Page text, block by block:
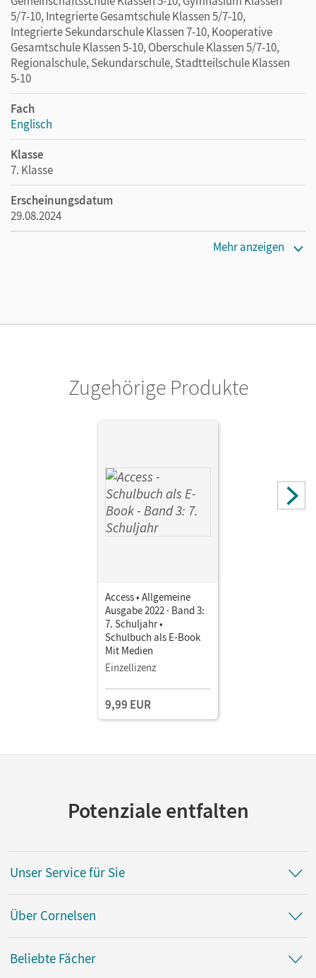
5/7-10, Integrierte Gesamtschule Klassen 5/7-10,
Integrierte Sekundarschule Klassen 7-10, Kooperative
Gesamtschule Klassen 5-10, Oberschule Klassen 5/7-10,
Regionalschule, Sekundarschule, Stadtteilschule Klassen
5-10
Fach
Englisch
Klasse
7. Klasse
Erscheinungsdatum
29.08.2024
Mehr anzeigen
Zugehörige Produkte
Access • Allgemeine
Ausgabe 2022 · Band 3:
7. Schuljahr •
Schulbuch als E-Book
Mit Medien
Einzellizenz
9,99 EUR
Potenziale entfalten
Unser Service für Sie
Über Cornelsen
Beliebte Fächer